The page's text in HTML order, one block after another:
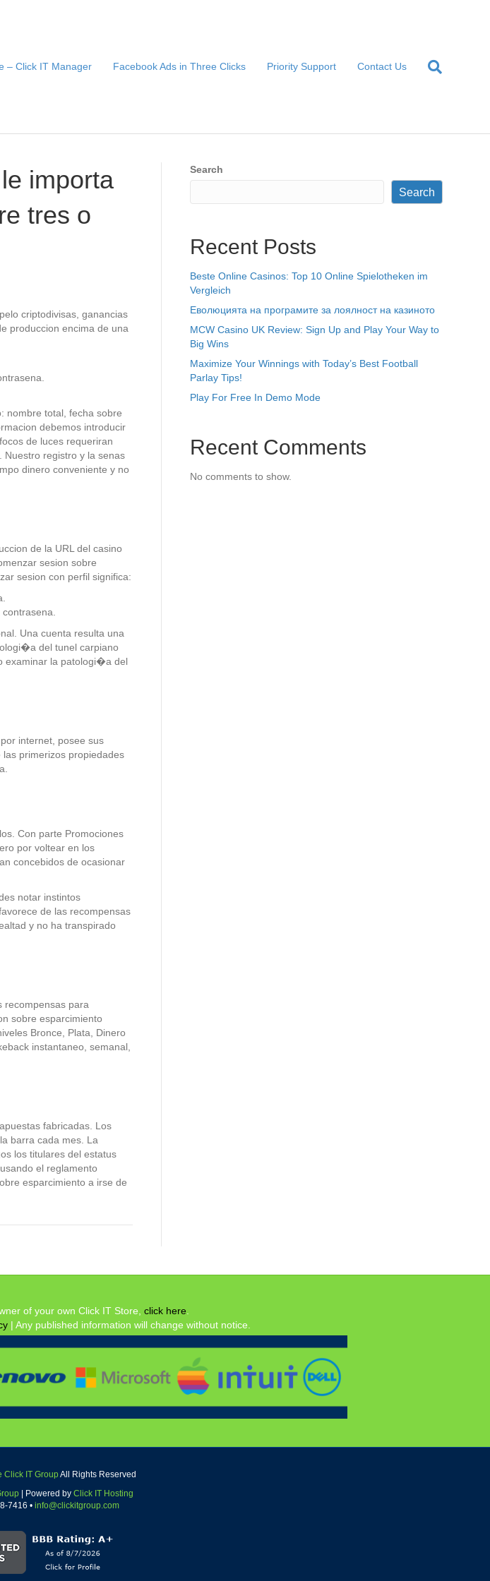
– Click IT Manager Facebook Ads in Three Clicks Priority Support Contact Us
importa
tres o
criptodivisas, ganancias
produccion encima de una
nombre total, fecha sobre
debemos introducir
de luces requeriran
Nuestro registro y la senas
dinero conveniente y no
de la URL del casino
sesion sobre
sesion con perfil significa:
Una cuenta resulta una
del tunel carpiano
examinar la patologi�a del
internet, posee sus
primerizos propiedades
Con parte Promociones
por voltear en los
concebidos de ocasionar
notar instintos
de las recompensas
y no ha transpirado
recompensas para
sobre esparcimiento
Bronce, Plata, Dinero
instantaneo, semanal,
fabricadas. Los
barra cada mes. La
los titulares del estatus
el reglamento
esparcimiento a irse de
Search
Search
Recent Posts
Beste Online Casinos: Top 10 Online Spielotheken im
Vergleich
Еволюцията на програмите за лоялност на казиното
MCW Casino UK Review: Sign Up and Play Your Way to
Big Wins
Maximize Your Winnings with Today’s Best Football
Parlay Tips!
Play For Free In Demo Mode
Recent Comments
No comments to show.
of your own Click IT Store, click here
| Any published information will change without notice.
Click IT GroupAll Rights Reserved
| Powered by Click IT Hosting
7416 • info@clickitgroup.com